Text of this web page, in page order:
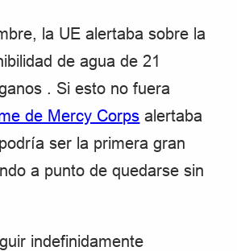
la UE alertaba sobre la
de agua de 21
. Si esto no fuera
de Mercy Corps alertaba
ser la primera gran
a punto de quedarse sin
indefinidamente